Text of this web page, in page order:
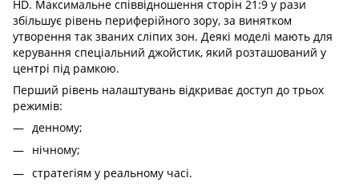
HD. Максимальне співвідношення сторін 21:9 у рази
збільшує рівень периферійного зору, за винятком
утворення так званих сліпих зон. Деякі моделі мають для
керування спеціальний джойстик, який розташований у
центрі під рамкою.
Перший рівень налаштувань відкриває доступ до трьох
режимів:
денному;
нічному;
стратегіям у реальному часі.